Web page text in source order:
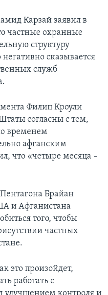
Карзай заявил в
частные охранные
структуру
негативно сказывается
служб
Филип Кроули
согласны с тем,
временем
афганским
что «четыре месяца –
Брайан
и Афганистана
того, чтобы
частных
это произойдет,
работать с